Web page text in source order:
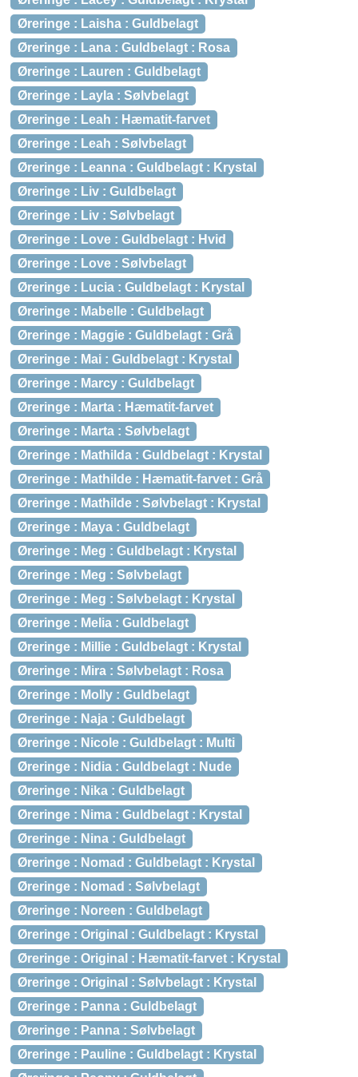
Øreringe : Laisha : Guldbelagt
Øreringe : Lana : Guldbelagt : Rosa
Øreringe : Lauren : Guldbelagt
Øreringe : Layla : Sølvbelagt
Øreringe : Leah : Hæmatit-farvet
Øreringe : Leah : Sølvbelagt
Øreringe : Leanna : Guldbelagt : Krystal
Øreringe : Liv : Guldbelagt
Øreringe : Liv : Sølvbelagt
Øreringe : Love : Guldbelagt : Hvid
Øreringe : Love : Sølvbelagt
Øreringe : Lucia : Guldbelagt : Krystal
Øreringe : Mabelle : Guldbelagt
Øreringe : Maggie : Guldbelagt : Grå
Øreringe : Mai : Guldbelagt : Krystal
Øreringe : Marcy : Guldbelagt
Øreringe : Marta : Hæmatit-farvet
Øreringe : Marta : Sølvbelagt
Øreringe : Mathilda : Guldbelagt : Krystal
Øreringe : Mathilde : Hæmatit-farvet : Grå
Øreringe : Mathilde : Sølvbelagt : Krystal
Øreringe : Maya : Guldbelagt
Øreringe : Meg : Guldbelagt : Krystal
Øreringe : Meg : Sølvbelagt
Øreringe : Meg : Sølvbelagt : Krystal
Øreringe : Melia : Guldbelagt
Øreringe : Millie : Guldbelagt : Krystal
Øreringe : Mira : Sølvbelagt : Rosa
Øreringe : Molly : Guldbelagt
Øreringe : Naja : Guldbelagt
Øreringe : Nicole : Guldbelagt : Multi
Øreringe : Nidia : Guldbelagt : Nude
Øreringe : Nika : Guldbelagt
Øreringe : Nima : Guldbelagt : Krystal
Øreringe : Nina : Guldbelagt
Øreringe : Nomad : Guldbelagt : Krystal
Øreringe : Nomad : Sølvbelagt
Øreringe : Noreen : Guldbelagt
Øreringe : Original : Guldbelagt : Krystal
Øreringe : Original : Hæmatit-farvet : Krystal
Øreringe : Original : Sølvbelagt : Krystal
Øreringe : Panna : Guldbelagt
Øreringe : Panna : Sølvbelagt
Øreringe : Pauline : Guldbelagt : Krystal